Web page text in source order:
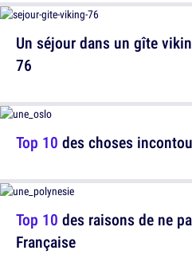
Top 10 des choses
Un séjour dans un gîte
76
Top 10 des raisons de ne
Française